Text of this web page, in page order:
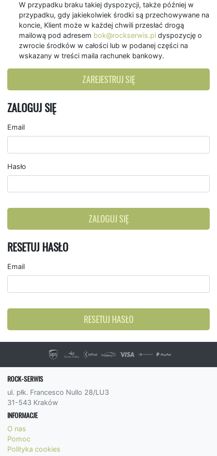
W przypadku braku takiej dyspozycji, także później w
przypadku, gdy jakiekolwiek środki są przechowywane na
koncie, Klient może w każdej chwili przesłać drogą
mailową pod adresem bok@rockserwis.pl dyspozycję o
zwrocie środków w całości lub w podanej części na
wskazany w treści maila rachunek bankowy.
ZAREJESTRUJ SIĘ
ZALOGUJ SIĘ
Email
Hasło
ZALOGUJ SIĘ
RESETUJ HASŁO
Email
RESETUJ HASŁO
ROCK-SERWIS
ul. płk. Francesco Nullo 28/LU3
31-543 Kraków
INFORMACJE
O nas
Pomoc
Polityka cookies